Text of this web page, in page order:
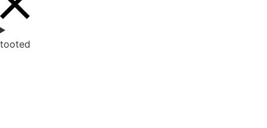
tooted